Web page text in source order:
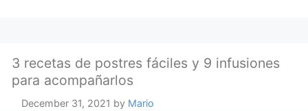
3 recetas de postres fáciles y 9 infusiones
para acompañarlos
December 31, 2021 by Mario